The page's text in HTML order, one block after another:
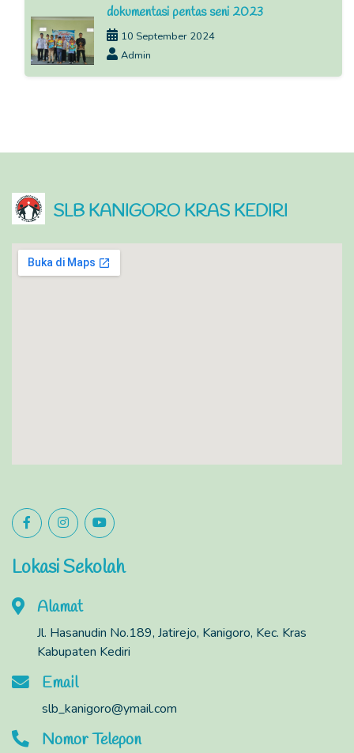
dokumentasi pentas seni 2023
10 September 2024
Admin
SLB KANIGORO KRAS KEDIRI
Lokasi Sekolah
Alamat
Jl. Hasanudin No.189, Jatirejo, Kanigoro, Kec. Kras
Kabupaten Kediri
Email
slb_kanigoro@ymail.com
Nomor Telepon